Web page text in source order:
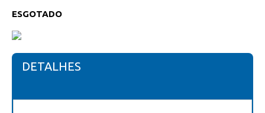
ESGOTADO
DETALHES